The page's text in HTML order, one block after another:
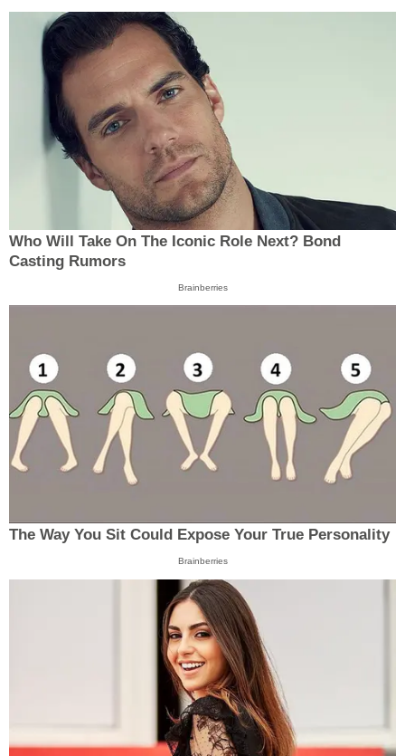
Who Will Take On The Iconic Role Next? Bond
Casting Rumors
Brainberries
The Way You Sit Could Expose Your True Personality
Brainberries